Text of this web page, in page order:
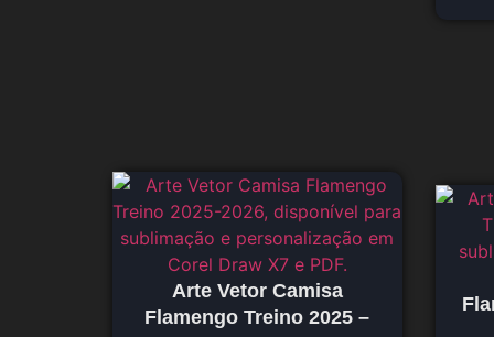
Arte Vetor Camisa
Flamengo Treino 2025 –